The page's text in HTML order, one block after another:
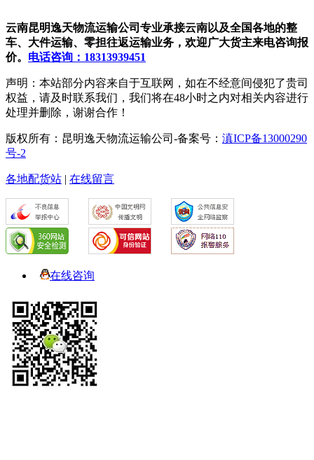
云南昆明逸天物流运输公司专业承接云南以及全国各地的整
车、大件运输、零担往返运输业务，欢迎广大货主来电咨询报
价。 电话咨询：18313939451
声明：本站部分内容来自于互联网，如在不经意间侵犯了贵司
权益，请及时联系我们，我们将在48小时之内对相关内容进行
处理并删除，谢谢合作！
版权所有：昆明逸天物流运输公司-备案号： 滇ICP备13000290
号-2
各地配货站 | 在线留言
在线咨询